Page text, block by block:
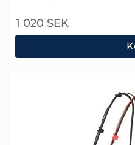
1 020 SEK
Sensepeek